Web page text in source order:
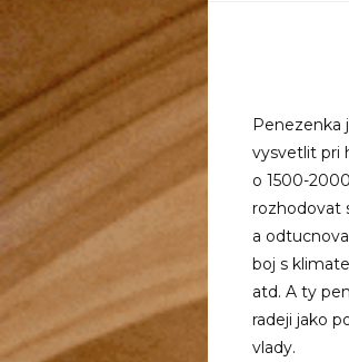
Penezenka
vysvetlit pri
o 1500-
rozhodovat
a
boj s
atd. A ty
radeji jako
vlady.